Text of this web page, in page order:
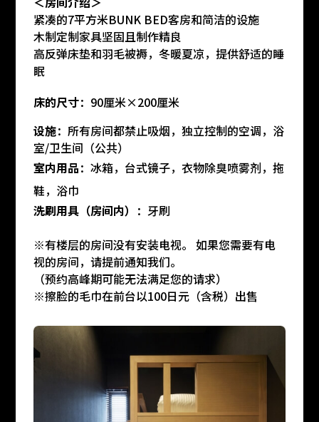
紧凑的7平方米BUNK BED客房和简洁的设施
木制定制家具坚固且制作精良
高反弹床垫和羽毛被褥，冬暖夏凉，提供舒适的睡
眠
床的尺寸：90厘米×200厘米
设施：所有房间都禁止吸烟，独立控制的空调，浴
室/卫生间（公共）
室内用品：冰箱，台式镜子，衣物除臭喷雾剂，拖
鞋，浴巾
洗刷用具（房间内） ：牙刷
※有楼层的房间没有安装电视。 如果您需要有电
视的房间，请提前通知我们。
（预约高峰期可能无法满足您的请求）
※擦脸的毛巾在前台以100日元（含税）出售